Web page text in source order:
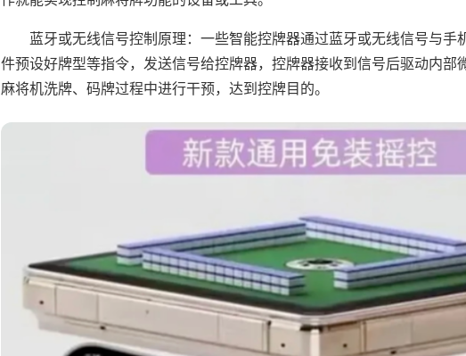
蓝牙或无线信号控制原理：一些智能控牌器通过蓝牙或无线信号与手
件预设好牌型等指令，发送信号给控牌器，控牌器接收到信号后驱动内部
麻将机洗牌、码牌过程中进行干预，达到控牌目的。